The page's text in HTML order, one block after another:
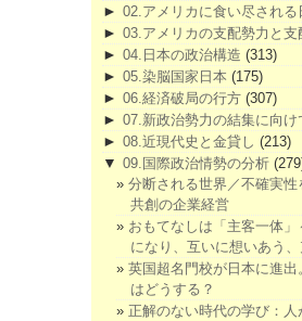
► 02.アメリカに食い尽される
► 03.アメリカの支配勢力と支
► 04.日本の政治構造 (313)
► 05.染脳国家日本 (175)
► 06.経済破局の行方 (307)
► 07.新政治勢力の結集に向け
► 08.近現代史と金貸し (213)
▼ 09.国際政治情勢の分析
分断される世界／不確実性
共創の企業経営
おもてなしは「主客一体
になり、互いに想いあう
英国超名門校が日本に進出
はどうする？
正解のない時代の学び：人